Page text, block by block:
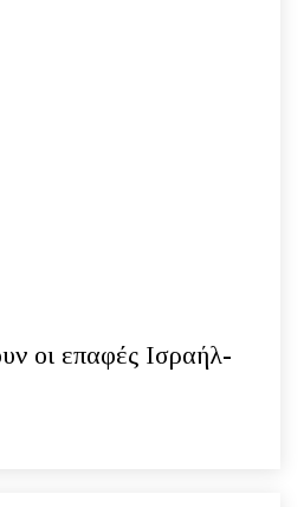
οι επαφές Ισραήλ-